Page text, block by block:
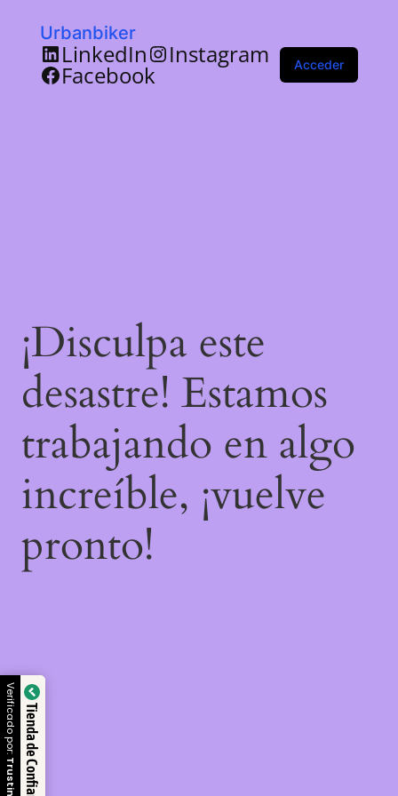
Urbanbiker
LinkedIn Instagram
Facebook Acceder
¡Disculpa este
desastre! Estamos
trabajando en algo
increíble, ¡vuelve
pronto!
Tienda de Confianza
Verificado por: